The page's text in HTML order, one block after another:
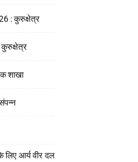
: कुरुक्षेत्र
कुरुक्षेत्र
शाखा
लिए आर्य वीर दल